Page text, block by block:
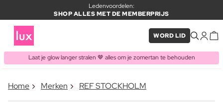
Ledenvoordelen:
SHOP ALLES MET DE MEMBERPRIJS
WORD LID
Laat je glow langer stralen 🤎 alles om je zomertan te behouden
ITEM TOEGEVOEGD AAN
Home Merken REF STOCKHOLM